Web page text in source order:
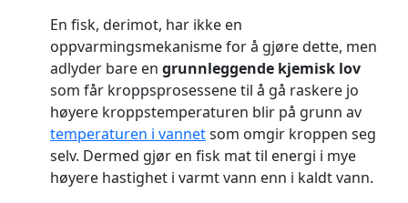
En fisk, derimot, har ikke en
oppvarmingsmekanisme for å gjøre dette, men
adlyder bare en grunnleggende kjemisk lov
som får kroppsprosessene til å gå raskere jo
høyere kroppstemperaturen blir på grunn av
temperaturen i vannetsom omgir kroppen seg
selv. Dermed gjør en fisk mat til energi i mye
høyere hastighet i varmt vann enn i kaldt vann.